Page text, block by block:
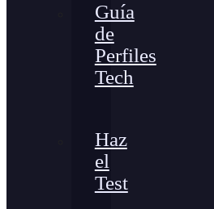
Guía
de
Perfiles
Tech
Haz
el
Test